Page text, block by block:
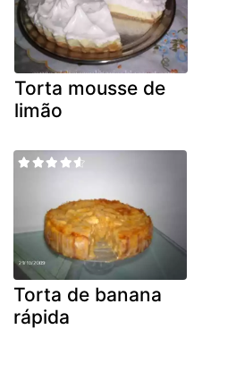
Torta mousse de
limão
Torta de banana
rápida